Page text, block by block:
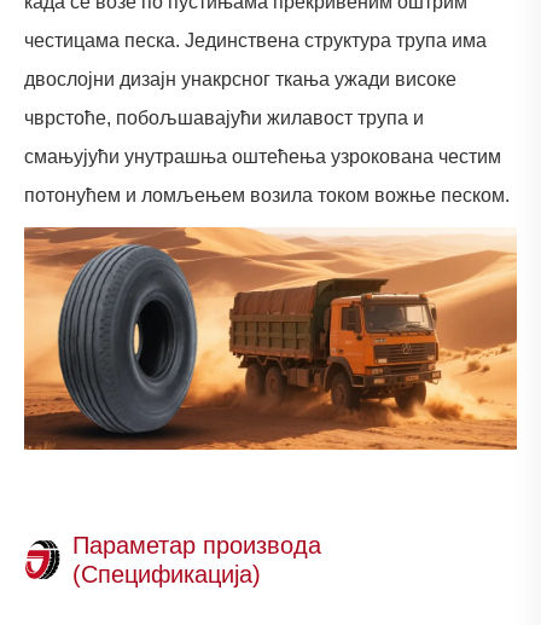
честицама песка. Јединствена структура трупа има
двослојни дизајн унакрсног ткања ужади високе
чврстоће, побољшавајући жилавост трупа и
смањујући унутрашња оштећења узрокована честим
потонућем и ломљењем возила током вожње песком.
Параметар производа
(Спецификација)